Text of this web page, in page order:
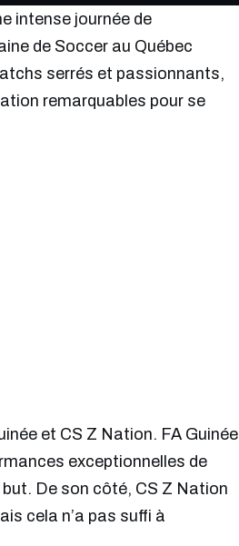
intense journée de
de Soccer au Québec
serrés et passionnants,
remarquables pour se
et CS Z Nation. FA Guinée
exceptionnelles de
De son côté, CS Z Nation
cela n’a pas suffi à